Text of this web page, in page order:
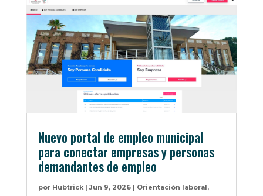
Nuevo portal de empleo municipal
para conectar empresas y personas
demandantes de empleo
por Hubtrick|Jun 9, 2026| Orientación laboral,